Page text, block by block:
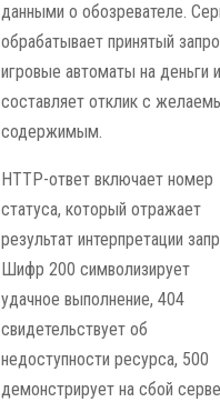
данными о обозревателе.
обрабатывает принятый
игровые автоматы на деньги и
составляет отклик с
содержимым.
HTTP-ответ включает номер
статуса, который отражает
результат интерпретации
Шифр 200 символизирует
удачное выполнение, 404
свидетельствует об
недоступности ресурса, 500
демонстрирует на сбой